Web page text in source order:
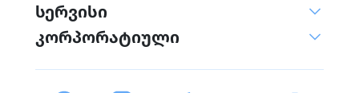
სერვისი
კორპორატიული